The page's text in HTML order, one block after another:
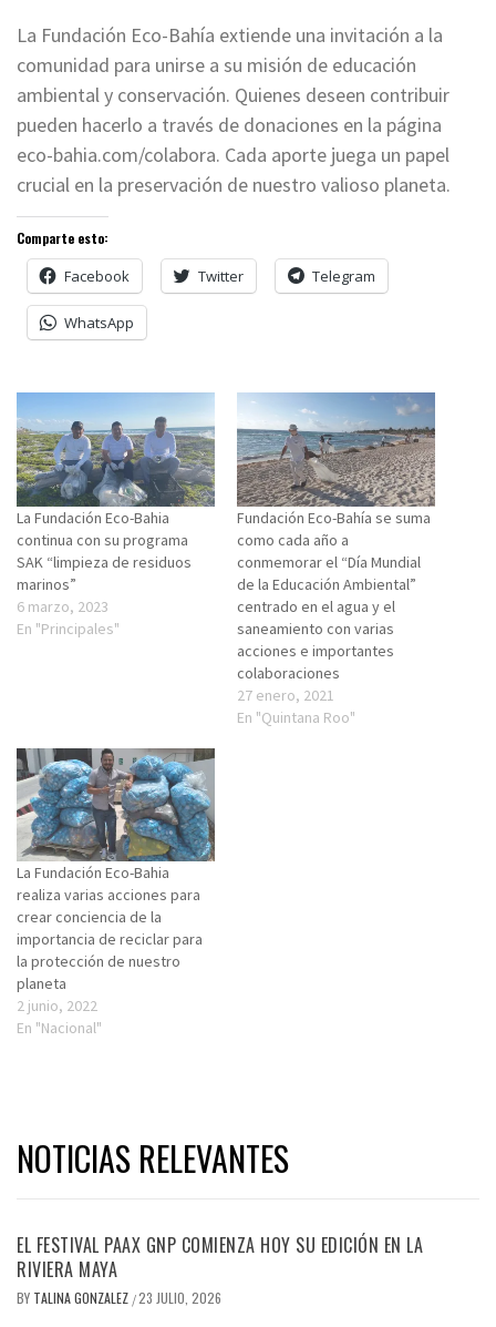
La Fundación Eco-Bahía extiende una invitación a la
comunidad para unirse a su misión de educación
ambiental y conservación. Quienes deseen contribuir
pueden hacerlo a través de donaciones en la página
eco-bahia.com/colabora. Cada aporte juega un papel
crucial en la preservación de nuestro valioso planeta.
Comparte esto:
Facebook Twitter Telegram
WhatsApp
La Fundación Eco-Bahia
continua con su programa
SAK “limpieza de residuos
marinos”
6 marzo, 2023
En "Principales"
Fundación Eco-Bahía se suma
como cada año a
conmemorar el “Día Mundial
de la Educación Ambiental”
centrado en el agua y el
saneamiento con varias
acciones e importantes
colaboraciones
27 enero, 2021
En "Quintana Roo"
La Fundación Eco-Bahia
realiza varias acciones para
crear conciencia de la
importancia de reciclar para
la protección de nuestro
planeta
2 junio, 2022
En "Nacional"
NOTICIAS RELEVANTES
EL FESTIVAL PAAX GNP COMIENZA HOY SU EDICIÓN EN LA
RIVIERA MAYA
BY TALINA GONZALEZ /23 JULIO, 2026